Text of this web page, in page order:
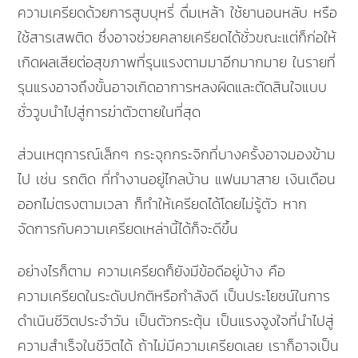
ความเครียดด้วยการสูบบุหรี่ ดื่มเหล้า ใช้ยานอนหลับ หรือ
ใช้สารเสพติด ซึ่งอาจช่วยคลายเครียดได้ชั่วขณะแต่ก็ก่อให้
เกิดผลเสียต่อสุขภาพที่รุนแรงตามมาอีกมากมาย ในรายที่
รุนแรงอาจถึงขั้นอาจเกิดอาการหลงผิดและตัดสินใจแบบ
ชั่ววูบนำไปสู่การฆ่าตัวตายในที่สุด
ส่วนเหตุการณ์เล็กๆ กระจุกกระจิกที่บางครั้งอาจมองข้าม
ไป เช่น รถติด ที่ทำงานอยู่ไกลบ้าน แฟนมาสาย เงินเดือน
ออกไม่ตรงตามเวลา ก็ทำให้เครียดได้โดยไม่รู้ตัว หาก
จัดการกับความเครียดเหล่านี้ได้ก็จะดีขึ้น
อย่างไรก็ตาม ความเครียดก็ยังมีข้อดีอยู่บ้าง คือ
ความเครียดในระดับปกติหรือกำลังดี เป็นประโยชน์ในการ
ดำเนินชีวิตประจำวัน เป็นตัวกระตุ้น เป็นแรงจูงใจที่นำไปสู่
ความสำเร็จในชีวิตได้ ถ้าไม่มีความเครียดเลย เราก็อาจเป็น